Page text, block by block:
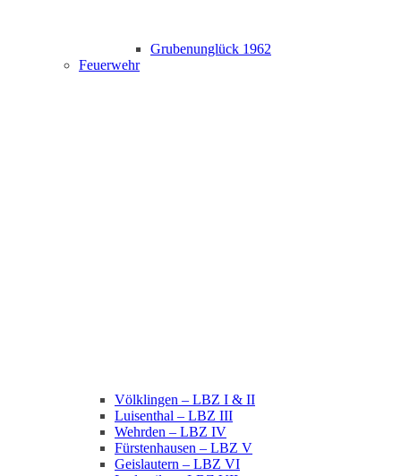
Grubenunglück 1962
Feuerwehr
Völklingen – LBZ I & II
Luisenthal – LBZ III
Wehrden – LBZ IV
Fürstenhausen – LBZ V
Geislautern – LBZ VI